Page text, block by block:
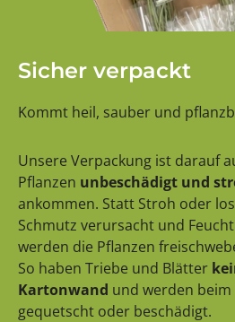
Sicher verpackt
Kommt heil, sauber und
Unsere Verpackung ist darauf
Pflanzen unbeschädigt und
ankommen. Statt Stroh oder
Schmutz verursacht und
werden die Pflanzen
So haben Triebe und Blätter
Kartonwand und werden
gequetscht oder beschädigt.